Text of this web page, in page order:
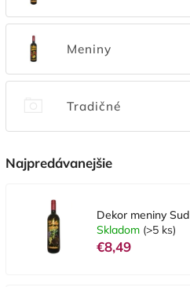
Meniny
Tradičné
Najpredávanejšie
Dekor meniny Sud
Skladom (>5 ks)
€8,49